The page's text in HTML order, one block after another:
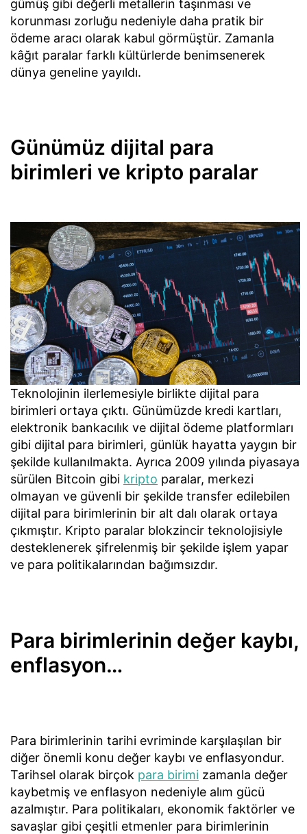
gümüş gibi değerli metallerin taşınması ve
korunması zorluğu nedeniyle daha pratik bir
ödeme aracı olarak kabul görmüştür. Zamanla
kâğıt paralar farklı kültürlerde benimsenerek
dünya geneline yayıldı.
Günümüz dijital para
birimleri ve kripto paralar
Teknolojinin ilerlemesiyle birlikte dijital para
birimleri ortaya çıktı. Günümüzde kredi kartları,
elektronik bankacılık ve dijital ödeme platformları
gibi dijital para birimleri, günlük hayatta yaygın bir
şekilde kullanılmakta. Ayrıca 2009 yılında piyasaya
sürülen Bitcoin gibi kripto paralar, merkezi
olmayan ve güvenli bir şekilde transfer edilebilen
dijital para birimlerinin bir alt dalı olarak ortaya
çıkmıştır. Kripto paralar blokzincir teknolojisiyle
desteklenerek şifrelenmiş bir şekilde işlem yapar
ve para politikalarından bağımsızdır.
Para birimlerinin değer kaybı,
enflasyon…
Para birimlerinin tarihi evriminde karşılaşılan bir
diğer önemli konu değer kaybı ve enflasyondur.
Tarihsel olarak birçok para birimi zamanla değer
kaybetmiş ve enflasyon nedeniyle alım gücü
azalmıştır. Para politikaları, ekonomik faktörler ve
savaşlar gibi çeşitli etmenler para birimlerinin